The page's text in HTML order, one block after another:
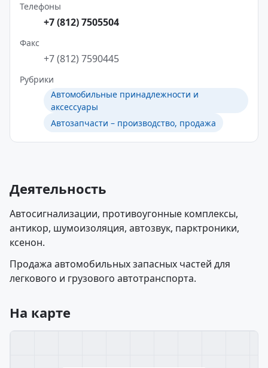
Телефоны
+7 (812) 7505504
Факс
+7 (812) 7590445
Рубрики
Автомобильные принадлежности и
аксессуары
Автозапчасти – производство, продажа
Деятельность
Автосигнализации, противоугонные комплексы,
антикор, шумоизоляция, автозвук, парктроники,
ксенон.
Продажа автомобильных запасных частей для
легкового и грузового автотранспорта.
На карте